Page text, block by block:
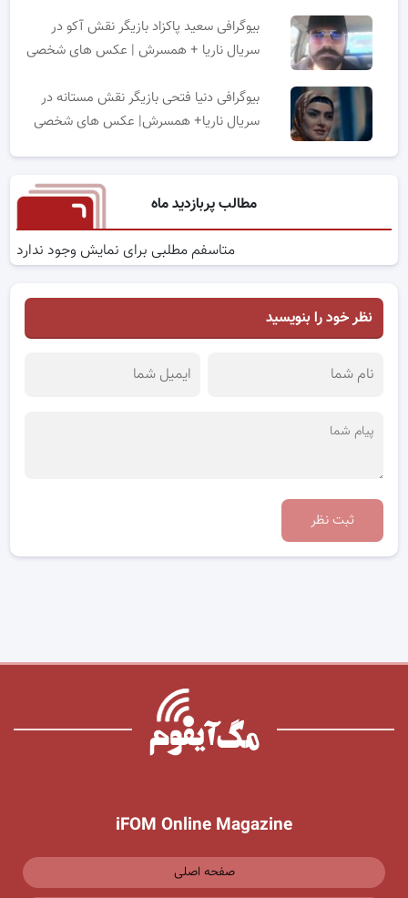
بیوگرافی سعید پاکزاد بازیگر نقش آکو در
سریال ناریا + همسرش | عکس های شخصی
بیوگرافی دنیا فتحی بازیگر نقش مستانه در
سریال ناریا+ همسرش| عکس های شخصی
مطالب پربازدید ماه
متاسفم مطلبی برای نمایش وجود ندارد
نظر خود را بنویسید
ثبت نظر
iFOM Online Magazine
صفحه اصلی